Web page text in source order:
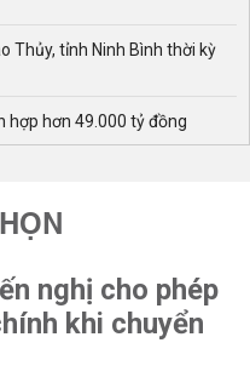
Thủy, tỉnh Ninh Bình thời kỳ
hợp hơn 49.000 tỷ đồng
nghị cho phép
khi chuyển